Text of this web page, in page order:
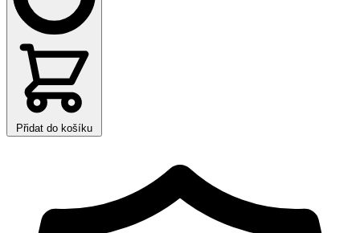
Přidat do košíku